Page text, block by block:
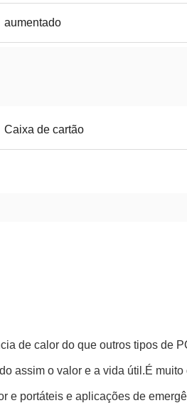
aumentado
Caixa de cartão
de calor do que outros tipos de
assim o valor e a vida útil.É muito
e portáteis e aplicações de